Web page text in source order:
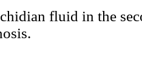
fluid in the